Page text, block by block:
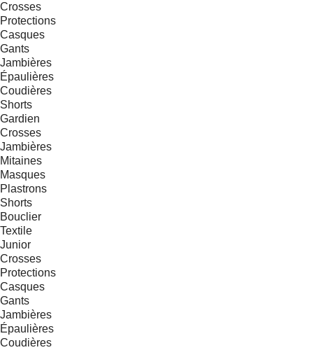
Crosses
Protections
Casques
Gants
Jambières
Épaulières
Coudières
Shorts
Gardien
Crosses
Jambières
Mitaines
Masques
Plastrons
Shorts
Bouclier
Textile
Junior
Crosses
Protections
Casques
Gants
Jambières
Épaulières
Coudières